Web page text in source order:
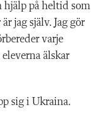
hjälp på heltid som
jag själv. Jag gör
varje
älskar
sig i Ukraina.